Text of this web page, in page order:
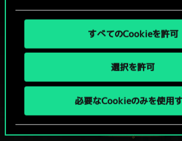
すべてのCookieを許可
選択を許可
必要なCookieのみを使用